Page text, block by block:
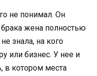
не понимал. Он
брака жена полностью
знала, на кого
или бизнес. У нее и
в котором места